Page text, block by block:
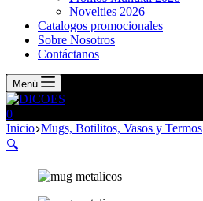
Novelties 2026
Catalogos promocionales
Sobre Nosotros
Contáctanos
Menú
0
Inicio Mugs, Botilitos, Vasos y Termos
🔍